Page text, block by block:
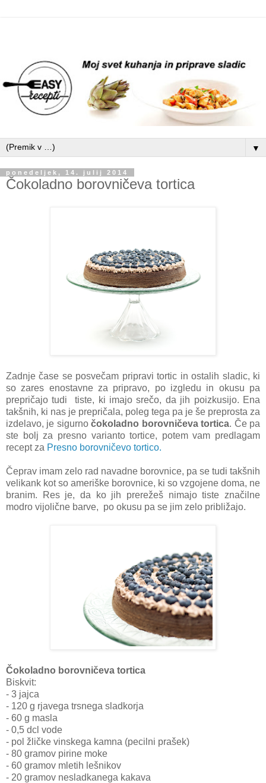
▼
ponedeljek, 14. julij 2014
Čokoladno borovničeva tortica
Zadnje čase se posvečam pripravi tortic in ostalih sladic, ki
so zares enostavne za pripravo, po izgledu in okusu pa
prepričajo tudi tiste, ki imajo srečo, da jih poizkusijo. Ena
takšnih, ki nas je prepričala, poleg tega pa je še preprosta za
izdelavo, je sigurnočokoladno borovničeva tortica. Če pa
ste bolj za presno varianto tortice, potem vam predlagam
recept za Presno borovničevo tortico.
Čeprav imam zelo rad navadne borovnice, pa se tudi takšnih
velikank kot so ameriške borovnice, ki so vzgojene doma, ne
branim. Res je, da ko jih prerežeš nimajo tiste značilne
modro vijolične barve, po okusu pa se jim zelo približajo.
Čokoladno borovničeva tortica
Biskvit:
- 3 jajca
- 120 g rjavega trsnega sladkorja
- 60 g masla
- 0,5 dcl vode
- pol žličke vinskega kamna (pecilni prašek)
- 80 gramov pirine moke
- 60 gramov mletih lešnikov
- 20 gramov nesladkanega kakava